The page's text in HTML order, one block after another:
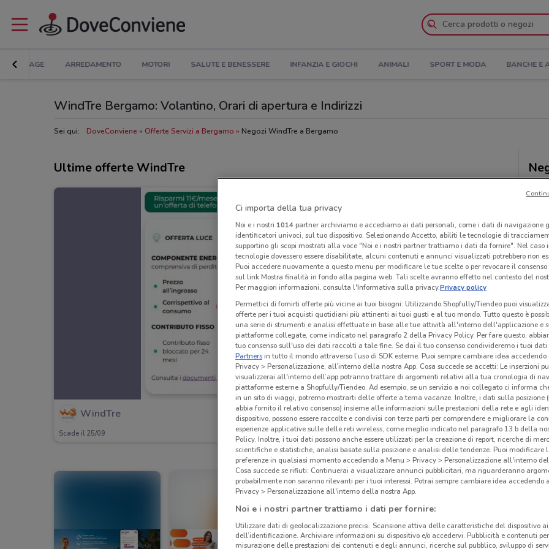
BRICOLAGE ARREDAMENTO MOTORI SALUTE E BENESSERE INFANZIA E GIOCHI ANIMALI SPORT E MODA BANCHE E
WindTre Bergamo: Volantino, Orari di apertura e Indirizzi
Sei qui: DoveConviene Offerte Servizi a Bergamo Negozi WindTre a Bergamo
Ultime offerte WindTre
WindTre
Scade il 25/09 2.2 km
dal
Ci importa della tua privacy
Noi e i nostri 1014partner archiviamo e accediamo ai dati personali, come i dati di navigazione
identificatori univoci, sul tuo dispositivo. Selezionando Accetto, abiliti le tecnologie di
supportino gli scopi mostrati alla voce "Noi e i nostri partner trattiamo i dati da fornire". Nel caso
tecnologie dovessero essere disabilitate, alcuni contenuti e annunci visualizzati potrebbero non
Puoi accedere nuovamente a questo menu per modificare le tue scelte o per revocare il
sul link Mostra finalità in fondo alla pagina web. Tali scelte avranno effetto nel contesto del
Per maggiori informazioni, consulta l'Informativa sulla privacy.Privacy policy
Permettici di fornirti offerte più vicine ai tuoi bisogni: Utilizzando Shopfully/Tiendeo puoi
offerte per i tuoi acquisti quotidiani più attinenti ai tuoi gusti e al tuo mondo. Tutto questo è
una serie di strumenti e analisi effettuate in base alle tue attività all'interno dell'applicazione e
piattaforme collegate, come indicato nel paragrafo 2 della Privacy Policy. Per fare questo,
tuo consenso sull'uso dei dati raccolti a tale fine. Se dai il tuo consenso condivideremo i tuoi dati
Partnersin tutto il mondo attraverso l’uso di SDK esterne. Puoi sempre cambiare idea accedendo
Privacy > Personalizzazione, all’interno della nostra App. Cosa succede se accetti: Le inserzioni
visualizzerai all'interno dell’app potranno trattare di argomenti relativi alla tua cronologia di
piattaforme esterne a Shopfully/Tiendeo. Ad esempio, se un servizio a noi collegato ci informa
in un sito di viaggi, potremo mostrarti delle offerte a tema vacanze. Inoltre, i dati sulla posizione
abbia fornito il relativo consenso) insieme alle informazioni sulle prestazioni della rete e agli
dispositivo, possono essere raccolte e condivisi con terze parti per comprendere e migliorare la
esperienze applicative sulle delle reti wireless, come meglio indicato nel paragrafo 13.b della
Policy. Inoltre, i tuoi dati possono anche essere utilizzati per la creazione di report, ricerche di
scientifiche e statistiche, analisi basate sulla posizione e analisi delle tendenze. Puoi modificare
preferenze in qualsiasi momento accedendo a Menu > Privacy > Personalizzazione all'interno
Cosa succede se rifiuti: Continuerai a visualizzare annunci pubblicitari, ma riguarderanno
probabilmente non saranno rilevanti per i tuoi interessi. Potrai sempre cambiare idea accedendo
Privacy > Personalizzazione all'interno della nostra App.
Noi e i nostri partner trattiamo i dati per fornire:
Utilizzare dati di geolocalizzazione precisi. Scansione attiva delle caratteristiche del dispositivo
dell’identificazione. Archiviare informazioni su dispositivo e/o accedervi. Pubblicità e contenuti
misurazione delle prestazioni dei contenuti e degli annunci, ricerche sul pubblico, sviluppo di